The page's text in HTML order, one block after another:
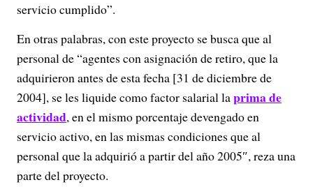
servicio cumplido”.
En otras palabras, con este proyecto se busca que al
personal de “agentes con asignación de retiro, que la
adquirieron antes de esta fecha [31 de diciembre de
2004], se les liquide como factor salarial laprima de
actividad, en el mismo porcentaje devengado en
servicio activo, en las mismas condiciones que al
personal que la adquirió a partir del año 2005″, reza una
parte del proyecto.